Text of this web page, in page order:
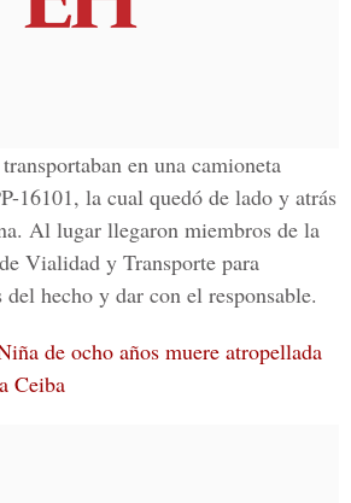
en una camioneta
16101, la cual quedó de lado y atrás
Al lugar llegaron miembros de la
Vialidad y Transporte para
del hecho y dar con el responsable.
de ocho años muere atropellada
Ceiba